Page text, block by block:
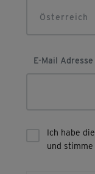
Österreich
E-Mail Adresse
Ich habe die
und